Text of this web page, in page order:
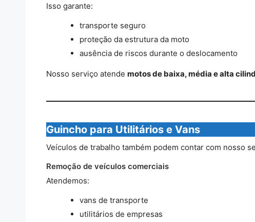
Isso garante:
transporte seguro
proteção da estrutura da moto
ausência de riscos durante o deslocamento
Nosso serviço atende motos de baixa, média e alta
Guincho para Utilitários e Vans
Veículos de trabalho também podem contar com nosso
Remoção de veículos comerciais
Atendemos:
vans de transporte
utilitários de empresas